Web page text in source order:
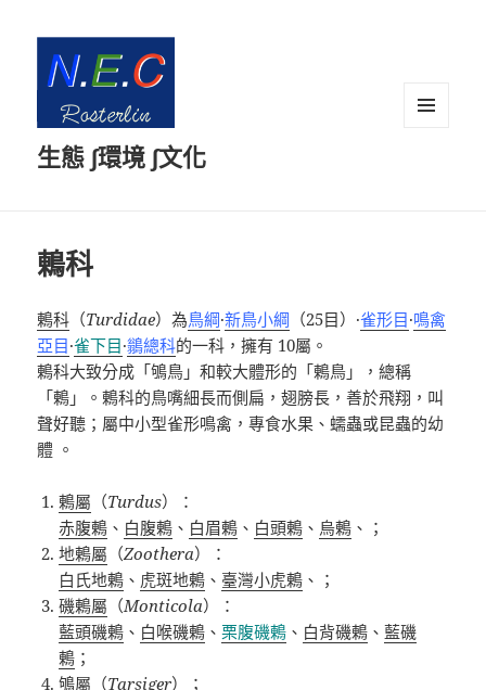
生態 ∫環境 ∫文化
鶇科
鶇科 （Turdidae）為鳥綱·新鳥小綱 （25目） ·雀形目·鳴禽
亞目·雀下目·鶲總科的一科，擁有 10屬。
鶇科大致分成「鴝鳥」和較大體形的「鶇鳥」，總稱
「鶇」。鶇科的鳥嘴細長而側扁，翅膀長，善於飛翔，叫
聲好聽；屬中小型雀形鳴禽，專食水果、蠕蟲或昆蟲的幼
體 。
鶇屬 （Turdus）：
赤腹鶇 、 白腹鶇 、 白眉鶇 、 白頭鶇 、 烏鶇 、；
地鶇屬 （Zoothera）：
白氏地鶇 、 虎斑地鶇 、 臺灣小虎鶇 、 ；
磯鶇屬 （Monticola）：
藍頭磯鶇 、 白喉磯鶇 、栗腹磯鶇 、 白背磯鶇 、藍磯
鶇 ；
鴝屬 （Tarsiger）；